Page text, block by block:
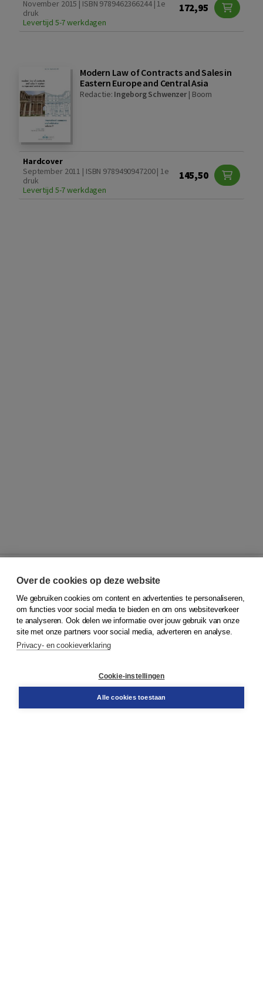
November 2015 | ISBN 9789462366244 | 1e
druk
Levertijd 5-7 werkdagen
172,95
Modern Law of Contracts and Sales in
Eastern Europe and Central Asia
Redactie: Ingeborg Schwenzer | Boom
Hardcover
September 2011 | ISBN 9789490947200 | 1e
druk
Levertijd 5-7 werkdagen
145,50
© 2026Koninklijke Boom uitgevers
Klantenservice
Service & informatie
Contact
Over de cookies op deze website
We gebruiken cookies om content en advertenties te personaliseren,
om functies voor social media te bieden en om ons websiteverkeer
te analyseren. Ook delen we informatie over jouw gebruik van onze
site met onze partners voor social media, adverteren en analyse.
Privacy- en cookieverklaring
Cookie-instellingen
Alle cookies toestaan